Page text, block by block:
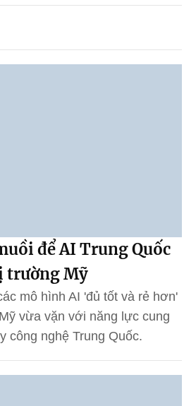
để AI Trung Quốc
trường Mỹ
mô hình AI 'đủ tốt và rẻ hơn'
vừa vặn với năng lực cung
công nghệ Trung Quốc.